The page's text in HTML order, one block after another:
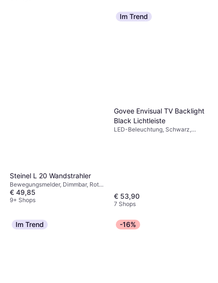
Steinel L 20 Wandstrahler
Bewegungsmelder, Dimmbar, Rot,
Grau, Silber, Weiß, Schwarz,
Aluminium, Edelstahl, Edelstahl,
Lampensockel: E27
€ 49,85
9+ Shops
Im Trend
Govee Envisual TV Backlight
Black Lichtleiste
LED-Beleuchtung, Schwarz,
€ 53,90
7 Shops
Im Trend -16%